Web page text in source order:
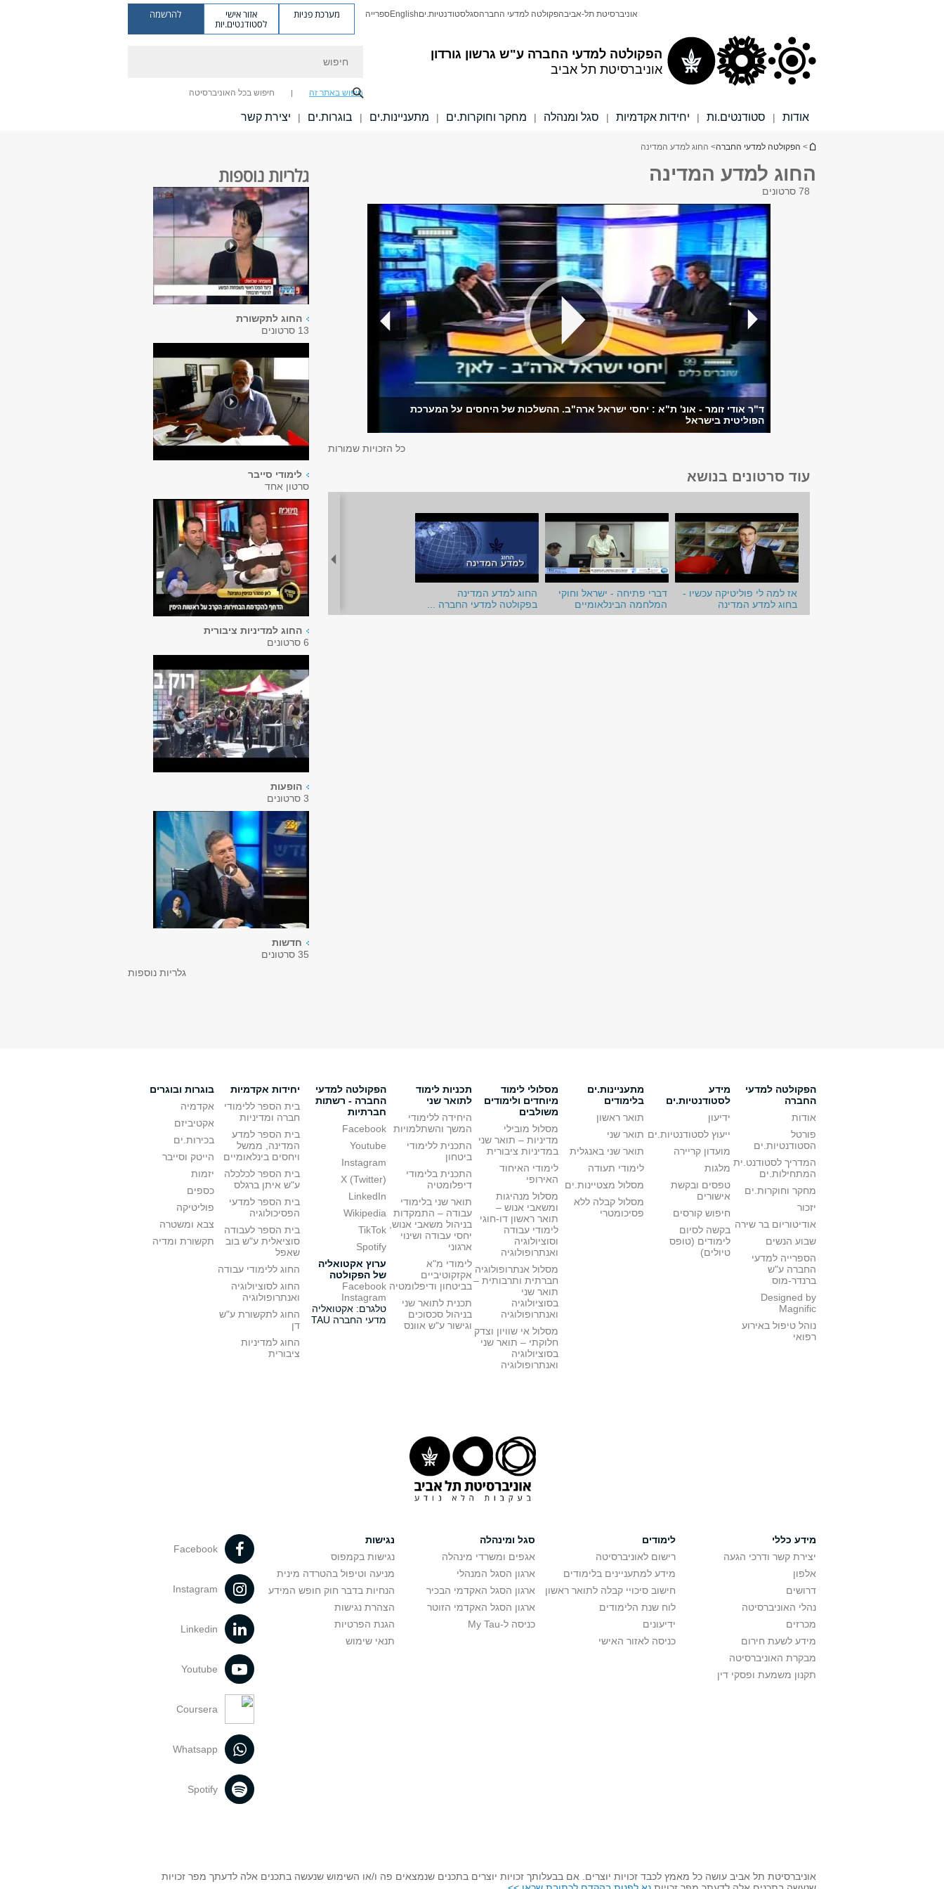
הפקולטה למדעי החברה ע"ש גרשון גורדון
אוניברסיטת תל אביב
אוניברסיטת תל-אביבהפקולטה למדעי החברהסגלסטודנטיות.יםEnglishספרייה מערכת פניות אזור אישי
לסטודנטים.יות
להרשמה
חיפוש באתר זה חיפוש בכל האוניברסיטה
אודות | סטודנטים.ות | יחידות אקדמיות | סגל ומנהלה | מחקר וחוקרות.ים | מתעניינות.ים | בוגרות.ים | יצירת קשר
הינך נמצא כאן
> הפקולטה למדעי החברה> החוג למדע המדינה
החוג למדע המדינה גלריות נוספות
החוג לתקשורת
13 סרטונים
לימודי סייבר
סרטון אחד
החוג למדיניות ציבורית
6 סרטונים
הופעות
3 סרטונים
חדשות
35 סרטונים
גלריות נוספות
78 סרטונים
ד"ר אודי זומר - אונ' ת"א : יחסי ישראל ארה"ב. ההשלכות של היחסים על המערכת
הפוליטית בישראל
כל הזכויות שמורות
עוד סרטונים בנושא
אז למה לי פוליטיקה עכשיו -
בחוג למדע המדינה
דברי פתיחה - ישראל וחוקי
המלחמה הבינלאומיים
החוג למדע המדינה
בפקולטה למדעי החברה ...
הפקולטה למדעי
החברה
אודות
פורטל
הסטודנטיות.ים
המדריך לסטודנט.ית
המתחילות.ים
מחקר וחוקרות.ים
יזכור
אודיטוריום בר שירה
שבוע הנשים
הספרייה למדעי
החברה ע"ש
ברנדר-מוס
Designed by
Magnific
נוהל טיפול באירוע
רפואי
מידע
לסטודנטיות.ים
ידיעון
ייעוץ לסטודנטיות.ים
מועדון קריירה
מלגות
טפסים ובקשת
אישורים
חיפוש קורסים
בקשה לסיום
לימודים (טופס
טיולים)
מתעניינות.ים
בלימודים
תואר ראשון
תואר שני
תואר שני באנגלית
לימודי תעודה
מסלול מצטיינות.ים
מסלול קבלה ללא
פסיכומטרי
מסלולי לימוד
מיוחדים ולימודים
משולבים
מסלול מובילי
מדיניות – תואר שני
במדיניות ציבורית
לימודי האיחוד
האירופי
מסלול מנהיגות
ומשאבי אנוש –
תואר ראשון דו-חוגי
לימודי עבודה
וסוציולוגיה
ואנתרופולוגיה
מסלול אנתרופולוגיה
חברתית ותרבותית –
תואר שני
בסוציולוגיה
ואנתרופולוגיה
מסלול אי שוויון וצדק
חלוקתי – תואר שני
בסוציולוגיה
ואנתרופולוגיה
תכניות לימוד
לתואר שני
היחידה ללימודי
המשך והשתלמויות
התכנית ללימודי
ביטחון
התכנית בלימודי
דיפלומטיה
תואר שני בלימודי
עבודה – התמקדות
בניהול משאבי אנוש,
יחסי עבודה ושינוי
ארגוני
לימודי מ"א
אקזקוטיביים
בביטחון ודיפלומטיה
תכנית לתואר שני
בניהול סכסוכים
וגישור ע"ש אוונס
הפקולטה למדעי
החברה - רשתות
חברתיות
Facebook
Youtube
Instagram
X (Twitter)
LinkedIn
Wikipedia
TikTok
Spotify
ערוץ אקטואליה
של הפקולטה
Facebook
Instagram
טלגרם: אקטואליה
מדעי החברה TAU
יחידות אקדמיות
בית הספר ללימודי
חברה ומדיניות
בית הספר למדע
המדינה, ממשל
ויחסים בינלאומיים
בית הספר לכלכלה
ע"ש איתן ברגלס
בית הספר למדעי
הפסיכולוגיה
בית הספר לעבודה
סוציאלית ע"ש בוב
שאפל
החוג ללימודי עבודה
החוג לסוציולוגיה
ואנתרופולוגיה
החוג לתקשורת ע"ש
דן
החוג למדיניות
ציבורית
בוגרות ובוגרים
אקדמיה
אקטיביזם
בכירות.ים
הייטק וסייבר
יזמות
כספים
פוליטיקה
צבא ומשטרה
תקשורת ומדיה
מידע כללי
יצירת קשר ודרכי הגעה
אלפון
דרושים
נהלי האוניברסיטה
מכרזים
מידע לשעת חירום
מבקרת האוניברסיטה
תקנון משמעת ופסקי דין
לימודים
רישום לאוניברסיטה
מידע למתעניינים בלימודים
חישוב סיכויי קבלה לתואר ראשון
לוח שנת הלימודים
ידיעונים
כניסה לאזור האישי
סגל ומינהלה
אגפים ומשרדי מינהלה
ארגון הסגל המנהלי
ארגון הסגל האקדמי הבכיר
ארגון הסגל האקדמי הזוטר
כניסה ל-My Tau
נגישות
נגישות בקמפוס
מניעה וטיפול בהטרדה מינית
הנחיות בדבר חוק חופש המידע
הצהרת נגישות
הגנת הפרטיות
תנאי שימוש
Facebook
Instagram
Linkedin
Youtube
Coursera
Whatsapp
Spotify
אוניברסיטת תל אביב עושה כל מאמץ לכבד זכויות יוצרים. אם בבעלותך זכויות יוצרים בתכנים שנמצאים פה ו/או השימוש שנעשה בתכנים אלה לדעתך מפר זכויות